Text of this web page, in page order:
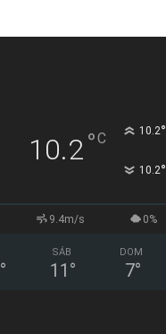
10.2°C 10.2°
10.2°
9.4m/s 0%
°
SÁB
11 °
DOM
7°